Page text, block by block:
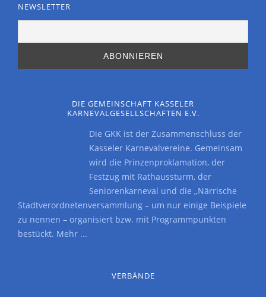
NEWSLETTER
DIE GEMEINSCHAFT KASSELER
KARNEVALGESELLSCHAFTEN E.V.
Die GKK ist der Zusammenschluss der
Kasseler Karnevalvereine. Gemeinsam
wird die Prinzenproklamation, der
Festzug mit Rathaussturm, der
Seniorenkarneval und die „Närrische
Stadtverordnetenversammlung – um nur einige Beispiele
zu nennen – organisiert bzw. mit Programmpunkten
bestückt. Mehr ...
VERBÄNDE